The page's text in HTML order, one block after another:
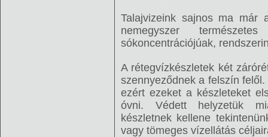
Talajvizeink sajnos ma már
nemegyszer
sókoncentrációjúak,
A rétegvízkészletek két
szennyeződnek a felszín
ezért ezeket a készleteket
óvni. Védett helyzetük
készletnek kellene
vagy tömeges vízellátás